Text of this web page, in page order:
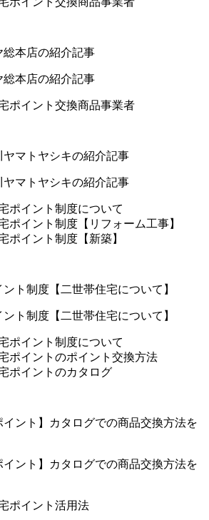
本店の紹介記事
本店の紹介記事
ポイント交換商品事業者
マトヤシキの紹介記事
マトヤシキの紹介記事
ポイント制度について
ポイント制度【リフォーム工事】
ポイント制度【新築】
ト制度【二世帯住宅について】
ト制度【二世帯住宅について】
ポイント制度について
ポイントのポイント交換方法
ポイントのカタログ
イント】カタログでの商品交換方法を
イント】カタログでの商品交換方法を
ポイント活用法